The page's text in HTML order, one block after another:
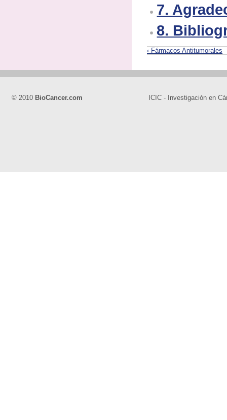
7.
8.
‹ Fármacos Antitumorales
© 2010 BioCancer.com ICIC - Investigación en